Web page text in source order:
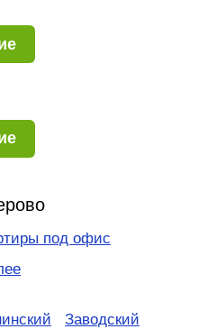
под офис
Заводский